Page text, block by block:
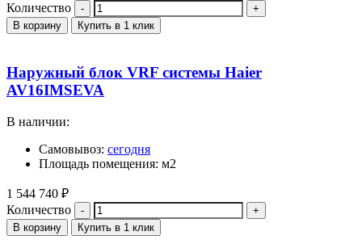
Количество
В корзину Купить в 1 клик
Наружный блок VRF системы Haier
AV16IMSEVA
В наличии:
Самовывоз: сегодня
Площадь помещения: м2
1 544 740 ₽
Количество
В корзину Купить в 1 клик